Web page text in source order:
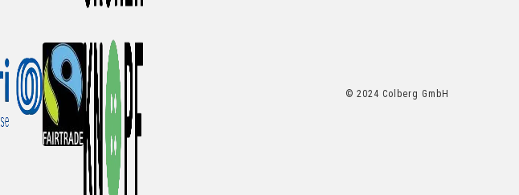
© 2024 Colberg GmbH